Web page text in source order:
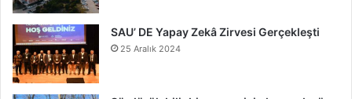
SAU’ DE Yapay Zekâ Zirvesi Gerçekleşti
25 Aralık 2024